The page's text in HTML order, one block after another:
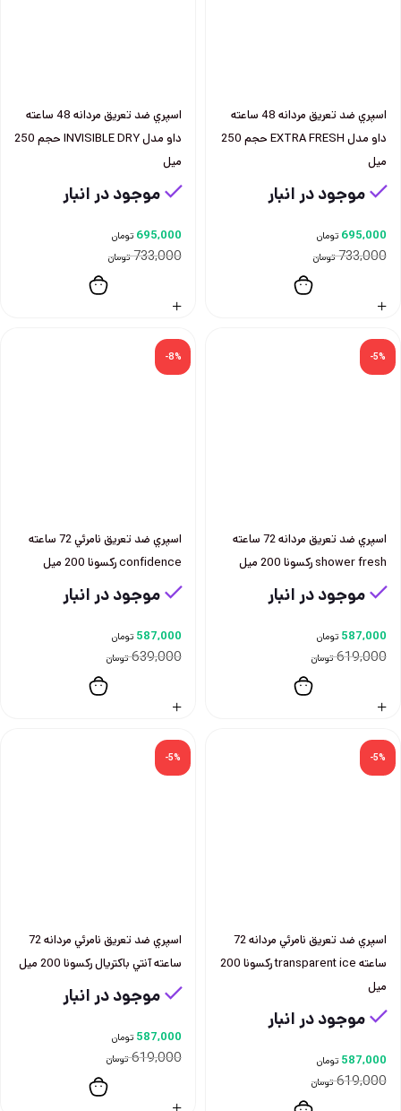
اسپري ضد تعريق مردانه 48 ساعته
داو مدل EXTRA FRESH حجم 250
ميل
موجود در انبار
733,000 تومان
695,000 تومان
اسپري ضد تعريق مردانه 48 ساعته
داو مدل INVISIBLE DRY حجم 250
ميل
موجود در انبار
733,000 تومان
695,000 تومان
-5%
اسپري ضد تعريق مردانه 72 ساعته
shower fresh ركسونا 200 ميل
موجود در انبار
619,000 تومان
587,000 تومان
-8%
اسپري ضد تعريق نامرئي 72 ساعته
confidence ركسونا 200 ميل
موجود در انبار
639,000 تومان
587,000 تومان
-5%
اسپري ضد تعريق نامرئي مردانه 72
ساعته transparent ice ركسونا 200
ميل
موجود در انبار
619,000 تومان
587,000 تومان
-5%
اسپري ضد تعريق نامرئي مردانه 72
ساعته آنتي باكتريال ركسونا 200 ميل
موجود در انبار
619,000 تومان
587,000 تومان